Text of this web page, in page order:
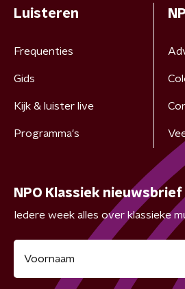
Luisteren
Frequenties
Gids
Kijk & luister live
Programma's
NPO Klassiek nieuwsbrief
Iedere week alles over klassieke